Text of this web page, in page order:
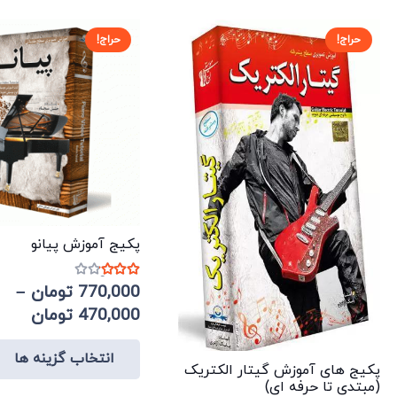
گزینه
ها
ممکن
است
در
صفحه
محصول
انتخاب
شوند
حراج!
پکیج های آموزش گیتار الکتریک
(مبتدی تا حرفه ای)
حراج!
پکیج آموزش پیانو
نمره 3.00 از 5 770,000 تومان –
470,000 تومانPrice
انتخاب گزینه ها